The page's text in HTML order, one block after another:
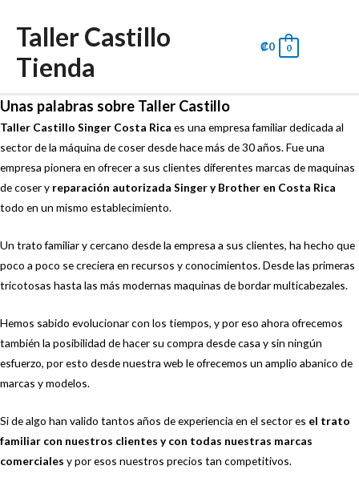
Taller Castillo
Tienda
₡0 0
Unas palabras sobre Taller Castillo
Taller Castillo Singer Costa Rica es una empresa familiar dedicada al
sector de la máquina de coser desde hace más de 30 años. Fue una
empresa pionera en ofrecer a sus clientes diferentes marcas de maquinas
de coser y reparación autorizada Singer y Brother en Costa Rica
todo en un mismo establecimiento.
Un trato familiar y cercano desde la empresa a sus clientes, ha hecho que
poco a poco se creciera en recursos y conocimientos. Desde las primeras
tricotosas hasta las más modernas maquinas de bordar multicabezales.
Hemos sabido evolucionar con los tiempos, y por eso ahora ofrecemos
también la posibilidad de hacer su compra desde casa y sin ningún
esfuerzo, por esto desde nuestra web le ofrecemos un amplio abanico de
marcas y modelos.
Si de algo han valido tantos años de experiencia en el sector es el trato
familiar con nuestros clientes y con todas nuestras marcas
comerciales y por esos nuestros precios tan competitivos.